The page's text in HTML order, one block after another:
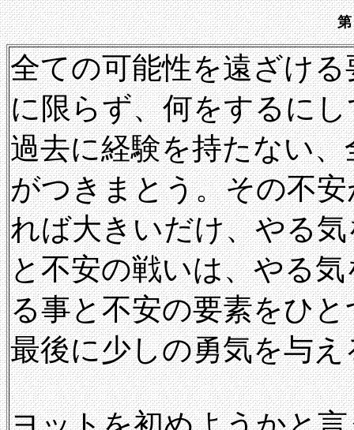
全ての可能性を遠ざけ
に限らず、何をするに
過去に経験を持たない
がつきまとう。その不
れば大きいだけ、やる
と不安の戦いは、やる
る事と不安の要素をひ
最後に少しの勇気を与